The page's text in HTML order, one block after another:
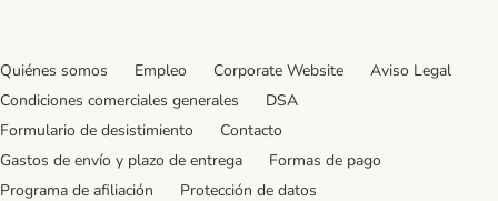
Quiénes somos Empleo Corporate Website
Aviso Legal
Condiciones comerciales generales
DSA
Formulario de desistimiento
Contacto
Gastos de envío y plazo de entrega
Formas de pago
Programa de afiliación
Protección de datos